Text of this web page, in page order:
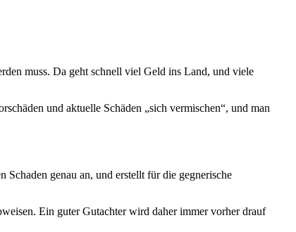
muss. Da geht schnell viel Geld ins Land, und viele
und aktuelle Schäden „sich vermischen“, und man
Schaden genau an, und erstellt für die gegnerische
Ein guter Gutachter wird daher immer vorher drauf